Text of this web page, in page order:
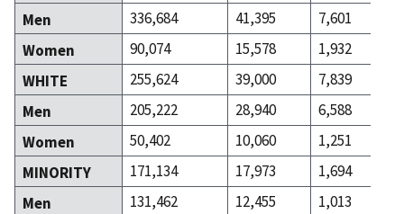
Men
336,684 41,395
7,601
Women
90,074 15,578
1,932
WHITE
255,624 39,000
7,839
Men
205,222 28,940
6,588
Women
50,402 10,060
1,251
MINORITY
171,134 17,973
1,694
Men
131,462 12,455
1,013